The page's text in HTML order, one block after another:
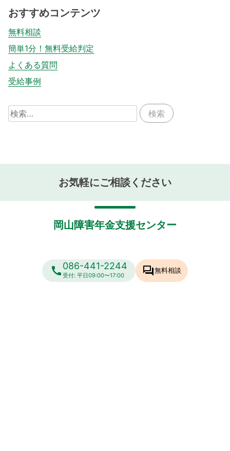
おすすめコンテンツ
無料相談
簡単1分！無料受給判定
よくある質問
受給事例
検
索:
お気軽にご相談ください
岡山障害年金支援センター
call086-441-2244
受付: 平日09:00〜17:00 forum無料相談